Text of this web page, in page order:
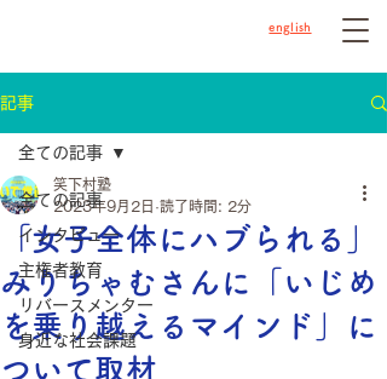
english
記事
全ての記事
インタビュー
主権者教育
リバースメンター
身近な社会課題
全ての記事
「女子全体にハブられる」
みりちゃむさんに「いじめ
を乗り越えるマインド」に
ついて取材
笑下村塾
2023年9月2日 読了時間: 2分